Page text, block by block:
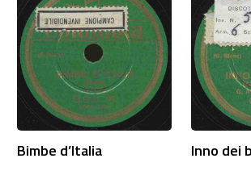
Bimbe d’Italia Inno dei